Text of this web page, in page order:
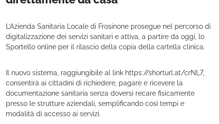
L’Azienda Sanitaria Locale di Frosinone prosegue nel percorso di
digitalizzazione dei servizi sanitari e attiva, a partire da oggi, lo
Sportello online per il rilascio della copia della cartella clinica.
Il nuovo sistema, raggiungibile al link https://shorturl.at/crNL7,
consentirà ai cittadini di richiedere, pagare e ricevere la
documentazione sanitaria senza doversi recare fisicamente
presso le strutture aziendali, semplificando così tempi e
modalità di accesso ai servizi.